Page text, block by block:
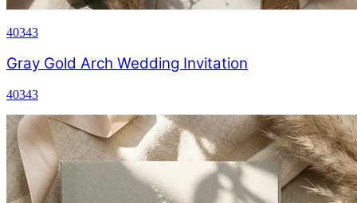
40343
Gray Gold Arch Wedding Invitation
40343